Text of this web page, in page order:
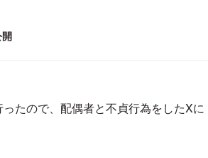
たので、配偶者と不貞行為をしたXに